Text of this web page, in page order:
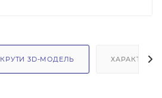
КРУТИ 3D-МОДЕЛЬ